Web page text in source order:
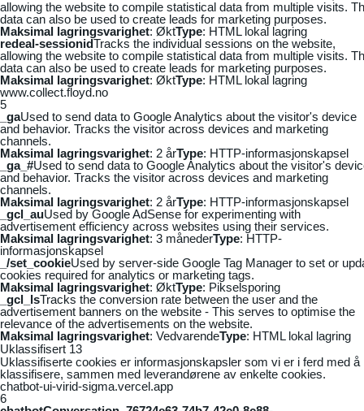
allowing the website to compile statistical data from multiple visits.
data can also be used to create leads for marketing purposes.
Maksimal lagringsvarighet: ØktType: HTML lokal lagring
redeal-sessionidTracks the individual sessions on the website,
allowing the website to compile statistical data from multiple visits.
data can also be used to create leads for marketing purposes.
Maksimal lagringsvarighet: ØktType: HTML lokal lagring
www.collect.floyd.no
5
_gaUsed to send data to Google Analytics about the visitor's device
and behavior. Tracks the visitor across devices and marketing
channels.
Maksimal lagringsvarighet: 2 årType: HTTP-informasjonskapsel
_ga_#Used to send data to Google Analytics about the visitor's
and behavior. Tracks the visitor across devices and marketing
channels.
Maksimal lagringsvarighet: 2 årType: HTTP-informasjonskapsel
_gcl_auUsed by Google AdSense for experimenting with
advertisement efficiency across websites using their services.
Maksimal lagringsvarighet: 3 månederType: HTTP-
informasjonskapsel
_/set_cookieUsed by server-side Google Tag Manager to set or
cookies required for analytics or marketing tags.
Maksimal lagringsvarighet: ØktType: Pikselsporing
_gcl_lsTracks the conversion rate between the user and the
advertisement banners on the website - This serves to optimise the
relevance of the advertisements on the website.
Maksimal lagringsvarighet: VedvarendeType: HTML lokal lagring
Uklassifisert 13
Uklassifiserte cookies er informasjonskapsler som vi er i ferd med å
klassifisere, sammen med leverandørene av enkelte cookies.
chatbot-ui-virid-sigma.vercel.app
6